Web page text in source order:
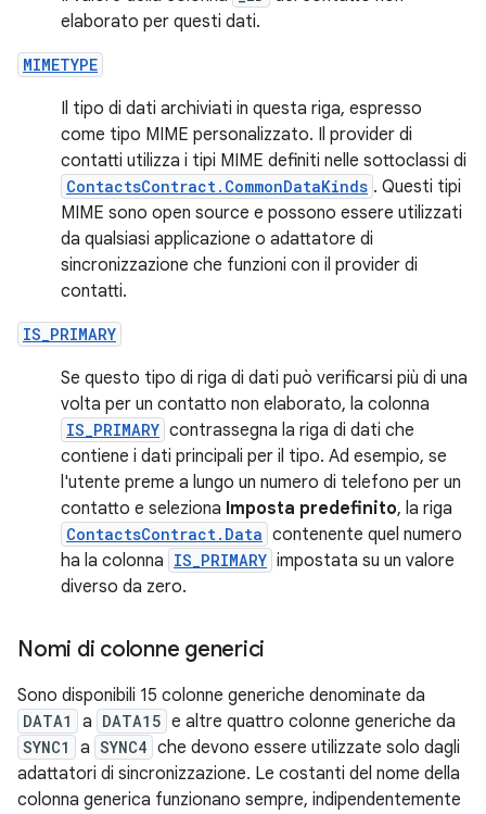
elaborato per questi dati.
MIMETYPE
Il tipo di dati archiviati in questa riga, espresso
come tipo MIME personalizzato. Il provider di
contatti utilizza i tipi MIME definiti nelle sottoclassi di
ContactsContract.CommonDataKinds . Questi tipi
MIME sono open source e possono essere utilizzati
da qualsiasi applicazione o adattatore di
sincronizzazione che funzioni con il provider di
contatti.
IS_PRIMARY
Se questo tipo di riga di dati può verificarsi più di una
volta per un contatto non elaborato, la colonna
IS_PRIMARY contrassegna la riga di dati che
contiene i dati principali per il tipo. Ad esempio, se
l'utente preme a lungo un numero di telefono per un
contatto e seleziona Imposta predefinito, la riga
ContactsContract.Data contenente quel numero
ha la colonna IS_PRIMARY impostata su un valore
diverso da zero.
Nomi di colonne generici
Sono disponibili 15 colonne generiche denominate da
DATA1 a DATA15 e altre quattro colonne generiche da
SYNC1 a SYNC4 che devono essere utilizzate solo dagli
adattatori di sincronizzazione. Le costanti del nome della
colonna generica funzionano sempre, indipendentemente